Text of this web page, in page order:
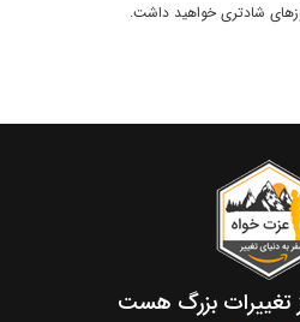
شادتری خواهید داشت.
تغییرات بزرگ هست